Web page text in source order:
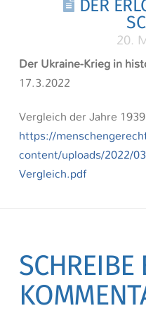
DER
20.
Der Ukraine-Krieg in
17.3.2022
Vergleich der Jahre
https://
content/uploads/2022/
Vergleich.pdf
SCHREIBE